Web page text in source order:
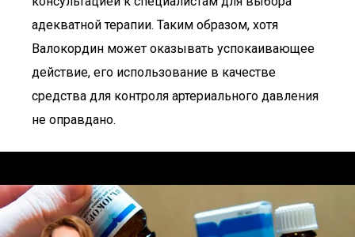
адекватной терапии. Таким образом, хотя
Валокордин может оказывать успокаивающее
действие, его использование в качестве
средства для контроля артериального давления
не оправдано.